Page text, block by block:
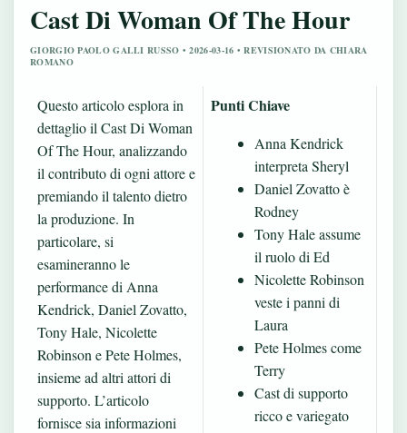
Cast Di Woman Of The Hour
GIORGIO PAOLO GALLI RUSSO • 2026-03-16 • REVISIONATO DA CHIARA
ROMANO
Questo articolo esplora in
dettaglio il Cast Di Woman
Of The Hour, analizzando
il contributo di ogni attore e
premiando il talento dietro
la produzione. In
particolare, si
esamineranno le
performance di Anna
Kendrick, Daniel Zovatto,
Tony Hale, Nicolette
Robinson e Pete Holmes,
insieme ad altri attori di
supporto. L’articolo
fornisce sia informazioni
Punti Chiave
Anna Kendrick
interpreta Sheryl
Daniel Zovatto è
Rodney
Tony Hale assume
il ruolo di Ed
Nicolette Robinson
veste i panni di
Laura
Pete Holmes come
Terry
Cast di supporto
ricco e variegato